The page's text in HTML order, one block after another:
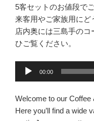
5客セットのお値段で
来客用やご家族用にど
店内奥には三島手の
ひご覧ください。
レ
ー
00:00
Welcome to our Coffee
Here you’ll find a wide